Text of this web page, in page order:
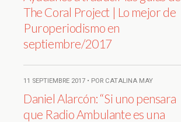
The Coral Project | Lo mejor de
Puroperiodismo en
septiembre/2017
11 SEPTIEMBRE 2017 • POR CATALINA MAY
Daniel Alarcón: “Si uno pensara
que Radio Ambulante es una